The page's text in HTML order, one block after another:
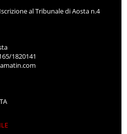
al Tribunale di Aosta n.4
1820141